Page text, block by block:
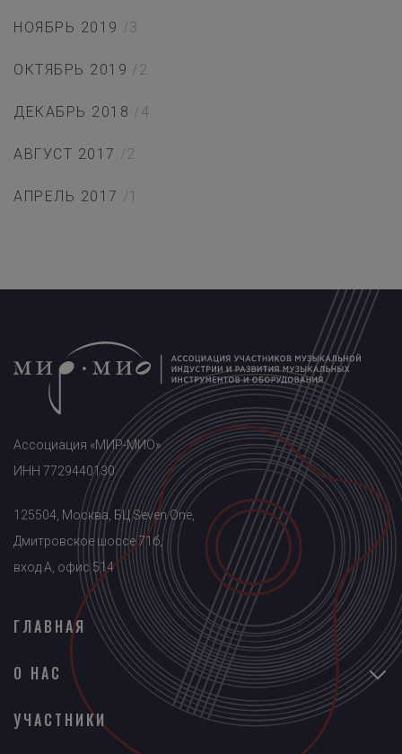
НОЯБРЬ 2019 /3
ОКТЯБРЬ 2019 /2
ДЕКАБРЬ 2018 /4
АВГУСТ 2017 /2
АПРЕЛЬ 2017 /1
Ассоциация «МИР-МИО»
ИНН 7729440130
125504, Москва, БЦ Seven One,
Дмитровское шоссе 71б,
вход A, офис 514
ГЛАВНАЯ
О НАС
УЧАСТНИКИ